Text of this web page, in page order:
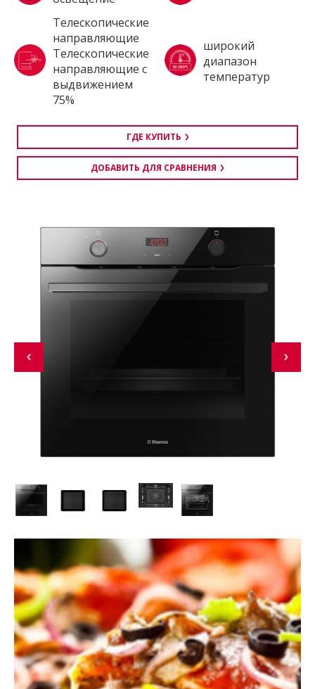
Tелескопические
направляющие
Телескопические
направляющие с
выдвижением
75%
широкий
диапазон
температур
ГДЕ КУПИТЬ
ДОБАВИТЬ ДЛЯ СРАВНЕНИЯ